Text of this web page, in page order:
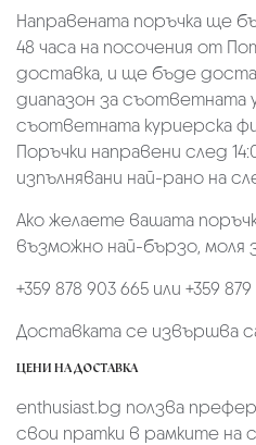
Направената поръчка ще
48 часа на посочения от
доставка, и ще бъде
диапазон за съответната
съответната куриерска
Поръчки направени след
изпълнявани най-рано на
Ако желаете вашата
възможно най-бързо, моля
+359 878 903 665 или +359
Доставката се извършва
ЦЕНИ НА ДОСТАВКА
enthusiast.bg ползва
свои пратки в рамките на